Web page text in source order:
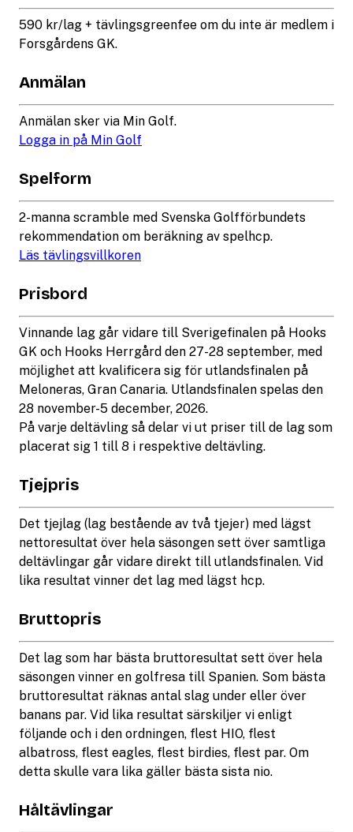
590 kr/lag + tävlingsgreenfee om du inte är medlem i
Forsgårdens GK.
Anmälan
Anmälan sker via Min Golf.
Logga in på Min Golf
Spelform
2-manna scramble med Svenska Golfförbundets
rekommendation om beräkning av spelhcp.
Läs tävlingsvillkoren
Prisbord
Vinnande lag går vidare till Sverigefinalen på Hooks
GK och Hooks Herrgård den 27-28 september, med
möjlighet att kvalificera sig för utlandsfinalen på
Meloneras, Gran Canaria. Utlandsfinalen spelas den
28 november-5 december, 2026.
På varje deltävling så delar vi ut priser till de lag som
placerat sig 1 till 8 i respektive deltävling.
Tjejpris
Det tjejlag (lag bestående av två tjejer) med lägst
nettoresultat över hela säsongen sett över samtliga
deltävlingar går vidare direkt till utlandsfinalen. Vid
lika resultat vinner det lag med lägst hcp.
Bruttopris
Det lag som har bästa bruttoresultat sett över hela
säsongen vinner en golfresa till Spanien. Som bästa
bruttoresultat räknas antal slag under eller över
banans par. Vid lika resultat särskiljer vi enligt
följande och i den ordningen, flest HIO, flest
albatross, flest eagles, flest birdies, flest par. Om
detta skulle vara lika gäller bästa sista nio.
Håltävlingar